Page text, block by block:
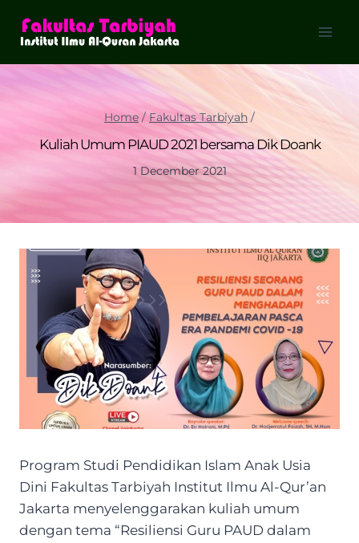
Home / Fakultas Tarbiyah /
Kuliah Umum PIAUD 2021 bersama Dik Doank
1 December 2021
Program Studi Pendidikan Islam Anak Usia
Dini Fakultas Tarbiyah Institut Ilmu Al-Qur’an
Jakarta menyelenggarakan kuliah umum
dengan tema “Resiliensi Guru PAUD dalam